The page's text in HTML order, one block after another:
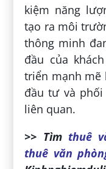
kiệm năng
tạo ra môi
thông minh
đầu của
triển mạnh mẽ
đầu tư và
liên quan.
>> Tìm thuê
thuê văn